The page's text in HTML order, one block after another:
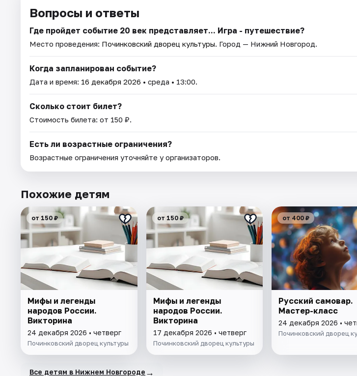
Вопросы и ответы
Где пройдет событие 20 век представляет... Игра - путешествие?
Место проведения: Починковский дворец культуры. Город — Нижний Новгород.
Когда запланирован событие?
Дата и время: 16 декабря 2026 • среда • 13:00.
Сколько стоит билет?
Стоимость билета: от 150 ₽.
Есть ли возрастные ограничения?
Возрастные ограничения уточняйте у организаторов.
Похожие детям
от 150 ₽
Мифы и легенды
народов России.
Викторина
24 декабря 2026 • четверг
Починковский дворец культуры
от 150 ₽
Мифы и легенды
народов России.
Викторина
17 декабря 2026 • четверг
Починковский дворец культуры
от 400 ₽
Русский самовар.
Мастер-класс
24 декабря 2026 •
Починковский дворец
Все детям в Нижнем Новгороде →